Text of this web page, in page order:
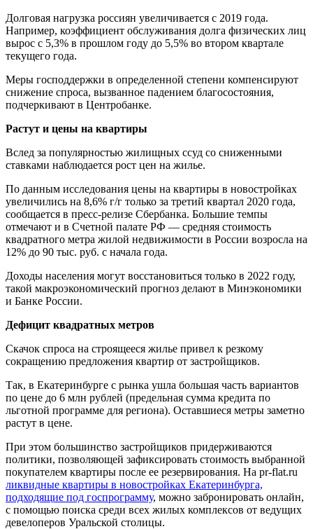
Долговая нагрузка россиян увеличивается с 2019 года.
Например, коэффициент обслуживания долга физических лиц
вырос с 5,3% в прошлом году до 5,5% во втором квартале
текущего года.
Меры господдержки в определенной степени компенсируют
снижение спроса, вызванное падением благосостояния,
подчеркивают в Центробанке.
Растут и цены на квартиры
Вслед за популярностью жилищных ссуд со сниженными
ставками наблюдается рост цен на жилье.
По данным исследования цены на квартиры в новостройках
увеличились на 8,6% г/г только за третий квартал 2020 года,
сообщается в пресс-релизе Сбербанка. Большие темпы
отмечают и в Счетной палате РФ — средняя стоимость
квадратного метра жилой недвижимости в России возросла на
12% до 90 тыс. руб. с начала года.
Доходы населения могут восстановиться только в 2022 году,
такой макроэкономический прогноз делают в Минэкономики
и Банке России.
Дефицит квадратных метров
Скачок спроса на строящееся жилье привел к резкому
сокращению предложения квартир от застройщиков.
Так, в Екатеринбурге с рынка ушла большая часть вариантов
по цене до 6 млн рублей (предельная сумма кредита по
льготной программе для региона). Оставшиеся метры заметно
растут в цене.
При этом большинство застройщиков придерживаются
политики, позволяющей зафиксировать стоимость выбранной
покупателем квартиры после ее резервирования. На pr-flat.ru
ликвидные квартиры в новостройках Екатеринбурга,
подходящие под госпрограмму, можно забронировать онлайн,
с помощью поиска среди всех жилых комплексов от ведущих
девелоперов Уральской столицы.